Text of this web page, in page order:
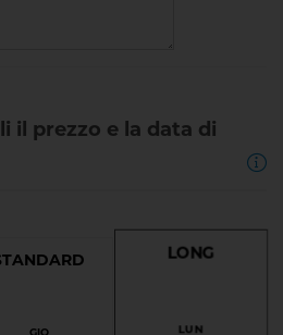
il prezzo e la data di
GIO
LONG
LUN